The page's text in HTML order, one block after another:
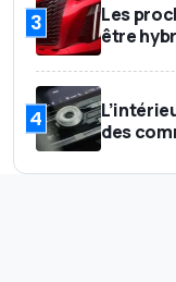
3
Les
être
4
des